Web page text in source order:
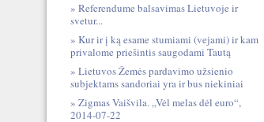
Referendume balsavimas Lietuvoje ir
svetur...
Kur ir į ką esame stumiami (vejami) ir kam
privalome priešintis saugodami Tautą
Lietuvos Žemės pardavimo užsienio
subjektams sandoriai yra ir bus niekiniai
Zigmas Vaišvila. „Vėl melas dėl euro“,
2014-07-22